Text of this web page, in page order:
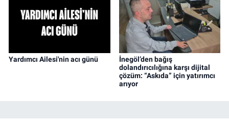
Yardımcı Ailesi'nin acı günü
İnegöl’den bağış
dolandırıcılığına karşı dijital
çözüm: “Askıda” için yatırımcı
arıyor